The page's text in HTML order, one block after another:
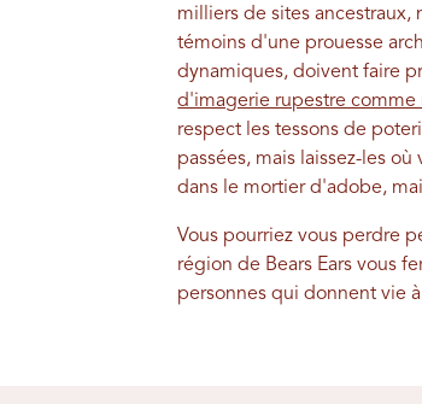
milliers de sites
témoins d'une prouesse
dynamiques, doivent faire
d'imagerie rupestre comme
respect les tessons de
passées, mais laissez-les
dans le mortier d'adobe,
Vous pourriez vous perdre
région de Bears Ears vous
personnes qui donnent vie